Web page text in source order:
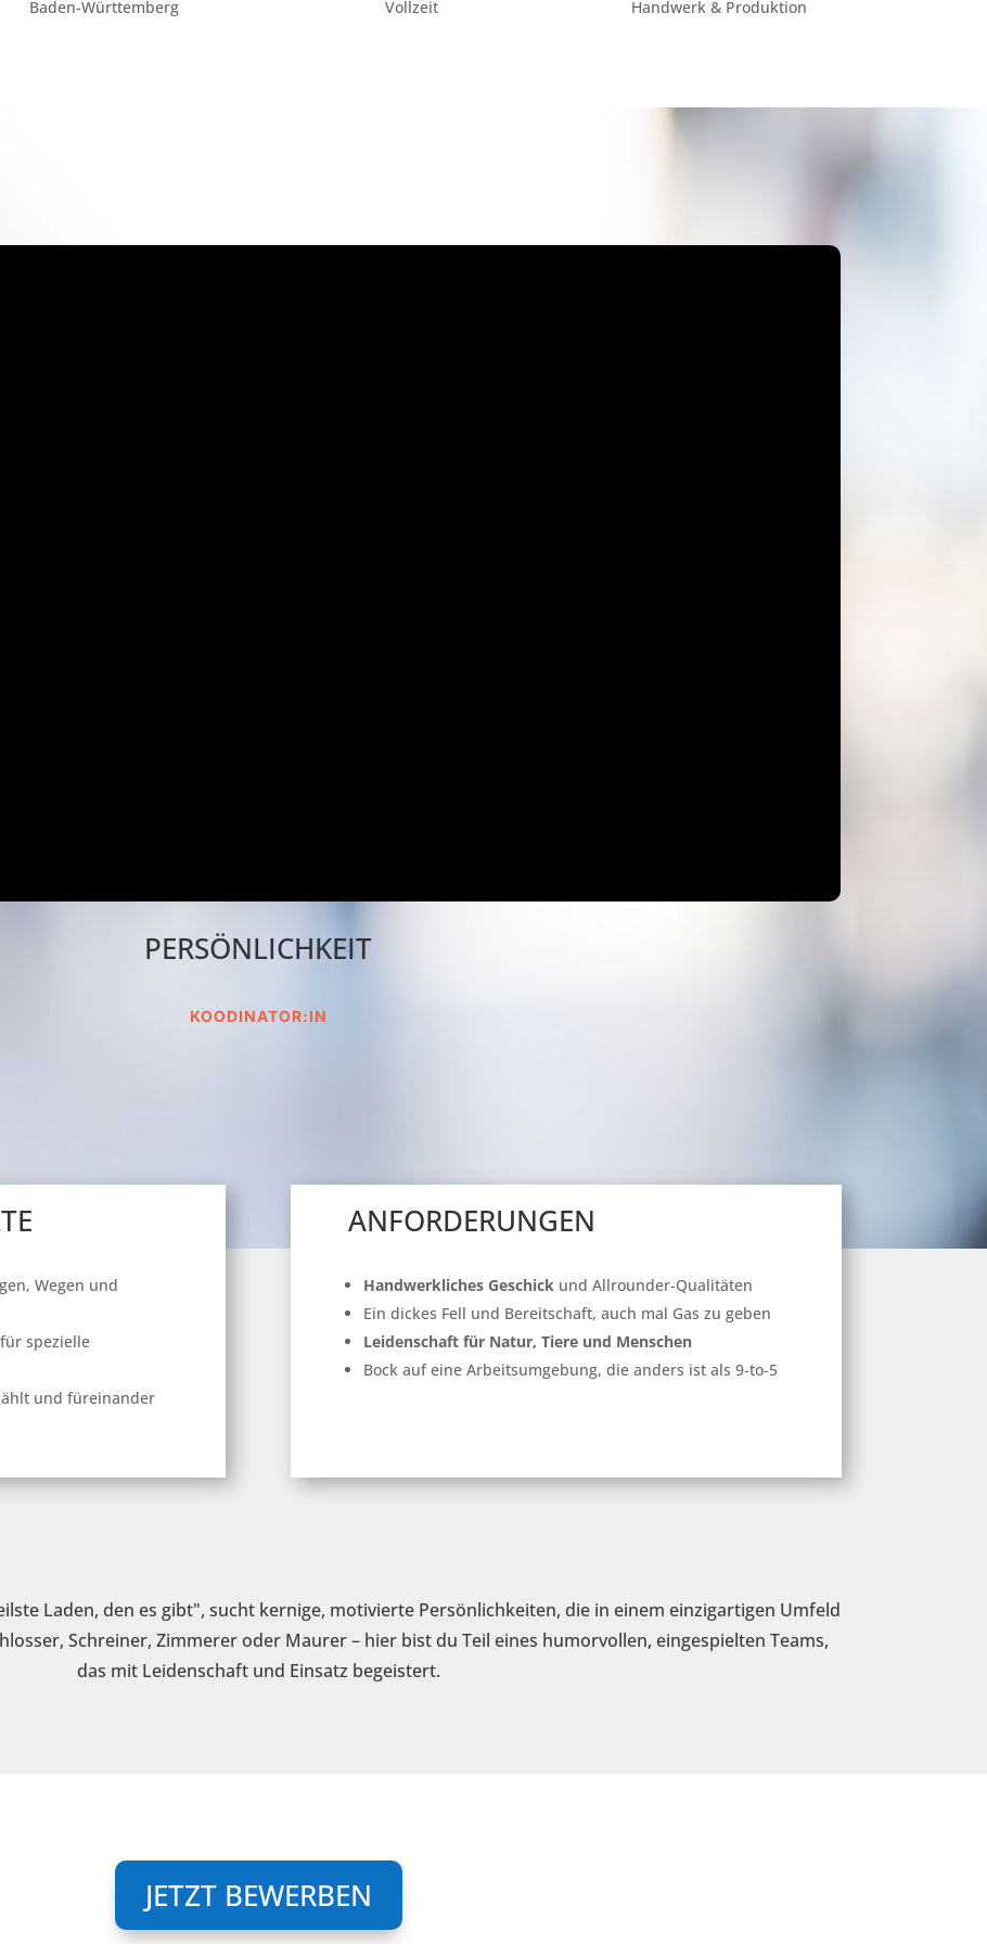
Baden-Württemberg Vollzeit Handwerk & Produktion
PERSÖNLICHKEIT
KOODINATOR:IN
Wegen und
spezielle
und füreinander
ANFORDERUNGEN
Handwerkliches Geschick und Allrounder-Qualitäten
Ein dickes Fell und Bereitschaft, auch mal Gas zu geben
Leidenschaft für Natur, Tiere und Menschen
Bock auf eine Arbeitsumgebung, die anders ist als 9-to-5
Laden, den es gibt", sucht kernige, motivierte Persönlichkeiten, die in einem einzigartigen Umfeld
Schreiner, Zimmerer oder Maurer – hier bist du Teil eines humorvollen, eingespielten Teams,
das mit Leidenschaft und Einsatz begeistert.
JETZT BEWERBEN